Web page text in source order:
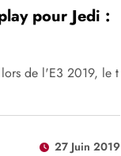
pour Jedi :
de l'E3 2019, le t
27 Juin 2019